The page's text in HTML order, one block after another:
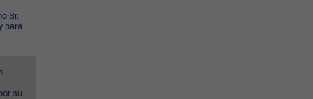
Sr.
para
su